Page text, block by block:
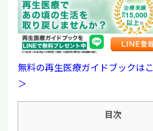
15,000
2019年6月〜2026年6月までの東京院・大阪院・札幌院3院で取り扱う全治療数の累計。
無料の再生医療ガイドブックは
＞
目次